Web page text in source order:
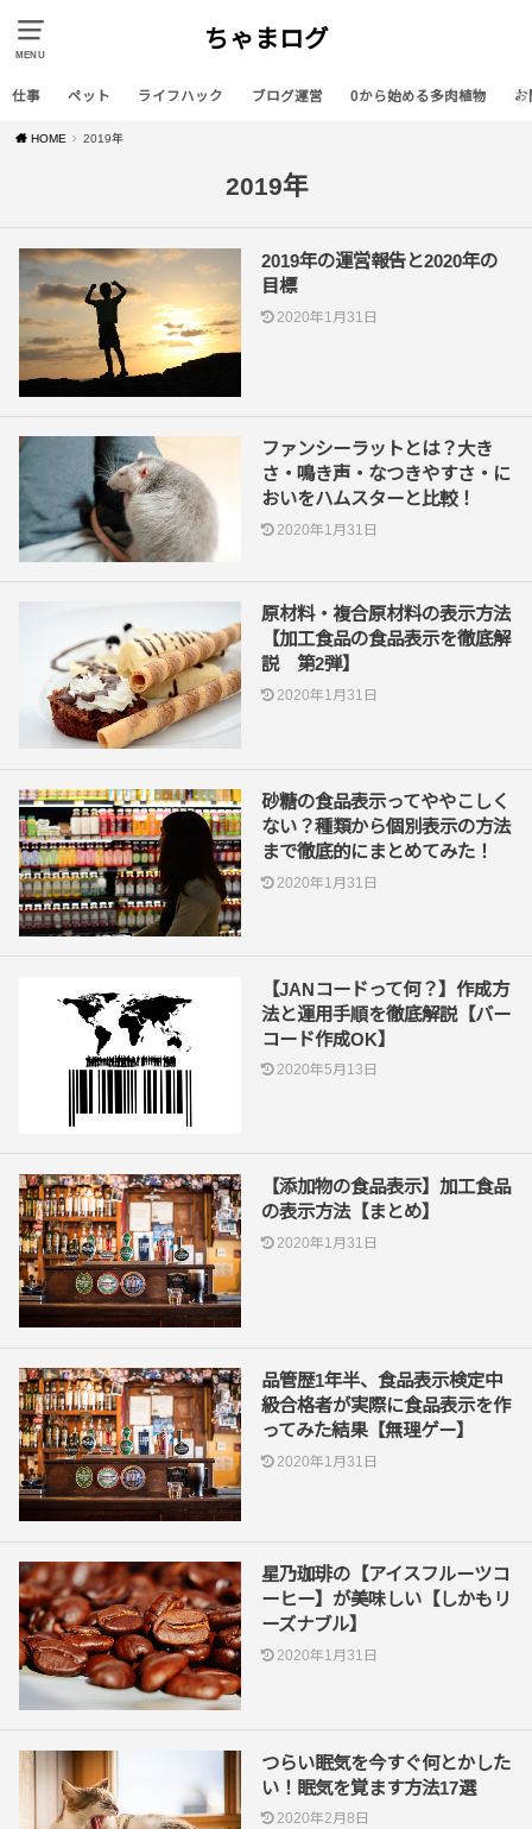
MENU
ちゃまログ
仕事 ペット ライフハック ブログ運営 0から始める多肉植物 お
HOME 2019年
2019年
2019年の運営報告と2020年の
目標
2020年1月31日
ファンシーラットとは？大き
さ・鳴き声・なつきやすさ・に
おいをハムスターと比較！
2020年1月31日
原材料・複合原材料の表示方法
【加工食品の食品表示を徹底解
説 第2弾】
2020年1月31日
砂糖の食品表示ってややこしく
ない？種類から個別表示の方法
まで徹底的にまとめてみた！
2020年1月31日
【JANコードって何？】作成方
法と運用手順を徹底解説【バー
コード作成OK】
2020年5月13日
【添加物の食品表示】加工食品
の表示方法【まとめ】
2020年1月31日
品管歴1年半、食品表示検定中
級合格者が実際に食品表示を作
ってみた結果【無理ゲー】
2020年1月31日
星乃珈琲の【アイスフルーツコ
ーヒー】が美味しい【しかもリ
ーズナブル】
2020年1月31日
つらい眠気を今すぐ何とかした
い！眠気を覚ます方法17選
2020年2月8日